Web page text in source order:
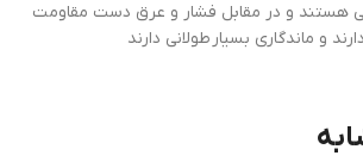
هستند و در مقابل فشار و عرق دست مقاومت
و ماندگاری بسیار طولانی دارند